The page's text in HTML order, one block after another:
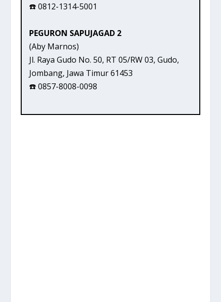
☎️ 0812-1314-5001
PEGURON SAPUJAGAD 2
(Aby Marnos)
Jl. Raya Gudo No. 50, RT 05/RW 03, Gudo,
Jombang, Jawa Timur 61453
☎️ 0857-8008-0098